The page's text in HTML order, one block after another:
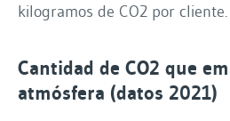
kilogramos de CO2 por cliente.
Cantidad de CO2 que
atmósfera (datos 2021)